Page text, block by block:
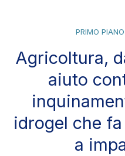
PRIMO PIANO
Agricoltura,
aiuto
idrogel che
a